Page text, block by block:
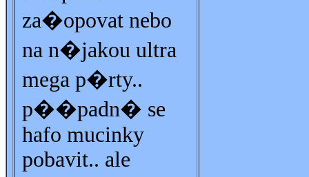
za�opovat nebo
na n�jakou ultra
mega p�rty..
p��padn� se
hafo mucinky
pobavit.. ale